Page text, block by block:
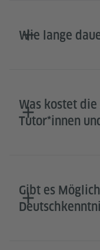
Wie lange
Was kostet
Tutor*innen
Gibt es